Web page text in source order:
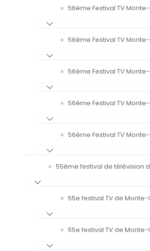
56ème Festival TV
56ème Festival TV
56ème Festival TV
56ème Festival TV
56ème Festival TV
55ème festival de télévision
55e festival TV de Monte-
55e festival TV de Monte-